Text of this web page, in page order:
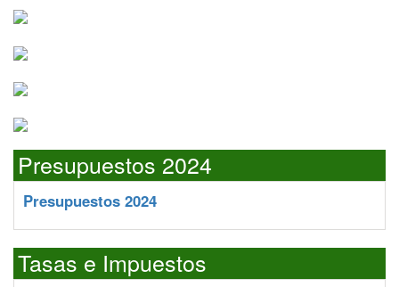
Presupuestos 2024
Presupuestos 2024
Tasas e Impuestos